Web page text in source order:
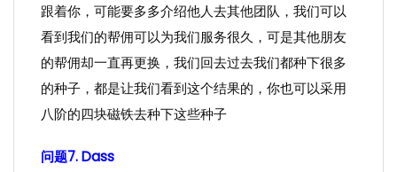
跟着你，可能要多多介绍他人去其他团队，我们可以
看到我们的帮佣可以为我们服务很久，可是其他朋友
的帮佣却一直再更换，我们回去过去我们都种下很多
的种子，都是让我们看到这个结果的，你也可以采用
八阶的四块磁铁去种下这些种子
问题7. Dass